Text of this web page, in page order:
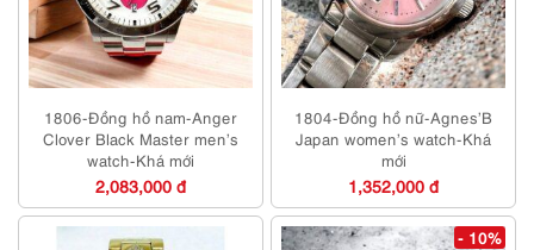
1806-Đồng hồ nam-Anger
Clover Black Master men’s
watch-Khá mới
2,083,000 đ
1804-Đồng hồ nữ-Agnes’B
Japan women’s watch-Khá
mới
1,352,000 đ
- 10%